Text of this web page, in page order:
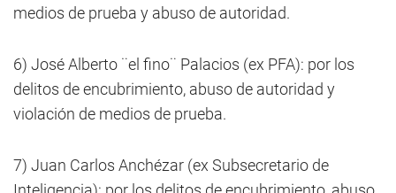
medios de prueba y abuso de autoridad.
6) José Alberto ¨el fino¨ Palacios (ex PFA): por los
delitos de encubrimiento, abuso de autoridad y
violación de medios de prueba.
7) Juan Carlos Anchézar (ex Subsecretario de